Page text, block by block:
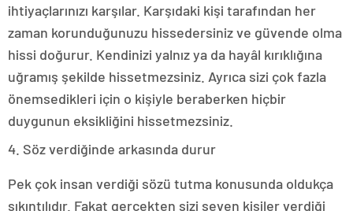
ihtiyaçlarınızı karşılar. Karşıdaki kişi tarafından her
zaman korunduğunuzu hissedersiniz ve güvende olma
hissi doğurur. Kendinizi yalnız ya da hayâl kırıklığına
uğramış şekilde hissetmezsiniz. Ayrıca sizi çok fazla
önemsedikleri için o kişiyle beraberken hiçbir
duygunun eksikliğini hissetmezsiniz.
4. Söz verdiğinde arkasında durur
Pek çok insan verdiği sözü tutma konusunda oldukça
sıkıntılıdır. Fakat gerçekten sizi seven kişiler verdiği